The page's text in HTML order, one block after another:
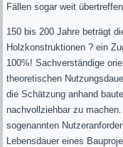
Fällen sogar weit übertreffen.
150 bis 200 Jahre beträgt
Holzkonstruktionen ? ein
100%! Sachverständige
theoretischen
die Schätzung anhand
nachvollziehbar zu
sogenannten
Lebensdauer eines